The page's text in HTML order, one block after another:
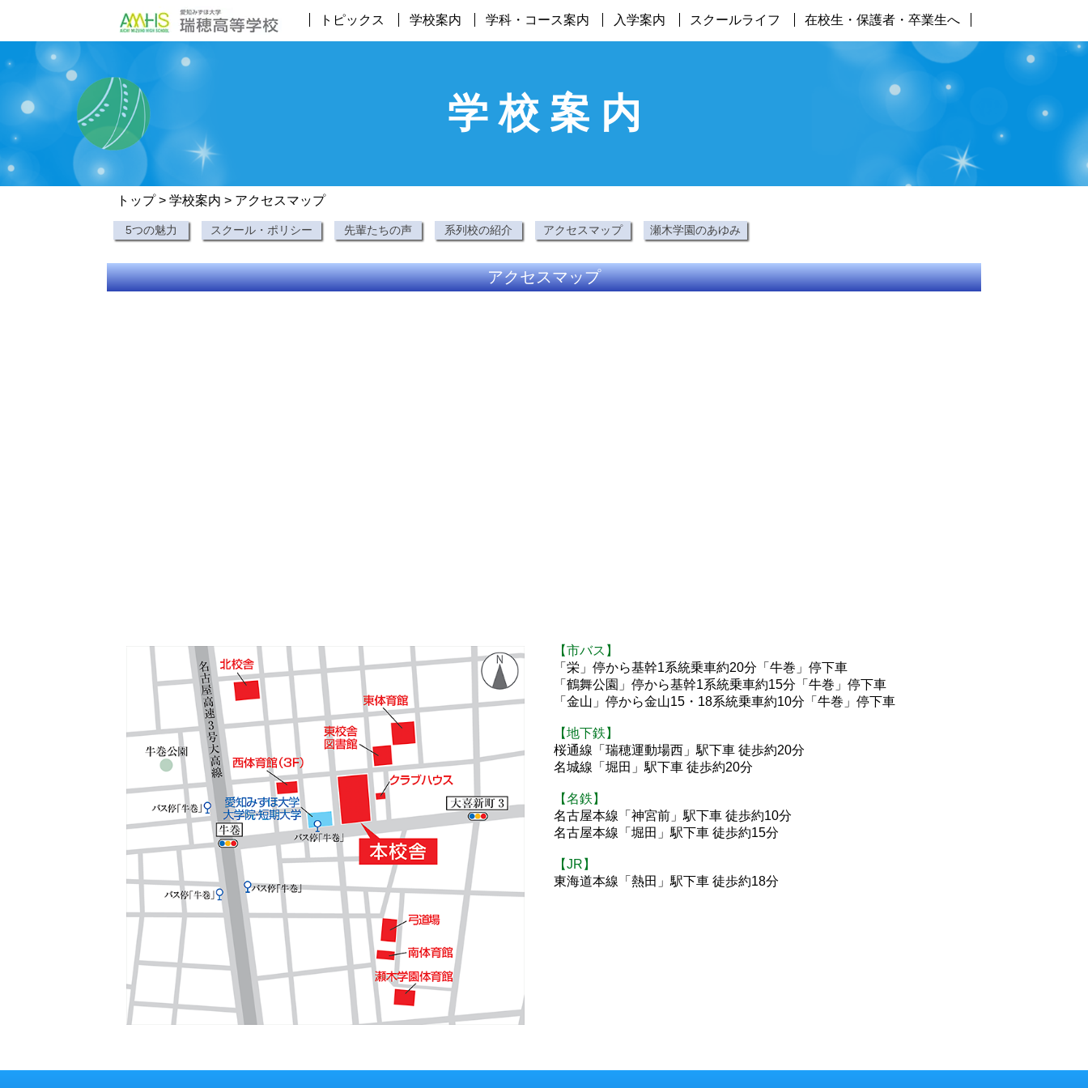
トピックス 学校案内 学科・コース案内 入学案内 スクールライフ 在校生・保護者・卒業生へ
学 校 案 内
トップ> 学校案内 > アクセスマップ
5つの魅力 スクール・ポリシー 先輩たちの声 系列校の紹介 アクセスマップ 瀬木学園のあゆみ
アクセスマップ
【市バス】
「栄」停から基幹1系統乗車約20分「牛巻」停下車
「鶴舞公園」停から基幹1系統乗車約15分「牛巻」停下車
「金山」停から金山15・18系統乗車約10分「牛巻」停下車
【地下鉄】
桜通線「瑞穂運動場西」駅下車 徒歩約20分
名城線「堀田」駅下車 徒歩約20分
【名鉄】
名古屋本線「神宮前」駅下車 徒歩約10分
名古屋本線「堀田」駅下車 徒歩約15分
【JR】
東海道本線「熱田」駅下車 徒歩約18分